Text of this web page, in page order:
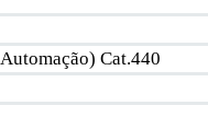
Cat.440